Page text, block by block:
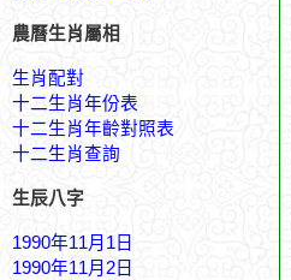
農曆生肖屬相
生肖配對
十二生肖年份表
十二生肖年齡對照表
十二生肖查詢
生辰八字
1990年11月1日
1990年11月2日